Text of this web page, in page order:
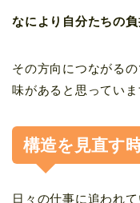
なにより自分たちの負
その方向につながる
味があると思っていま
構造を見直す
日々の仕事に追われ